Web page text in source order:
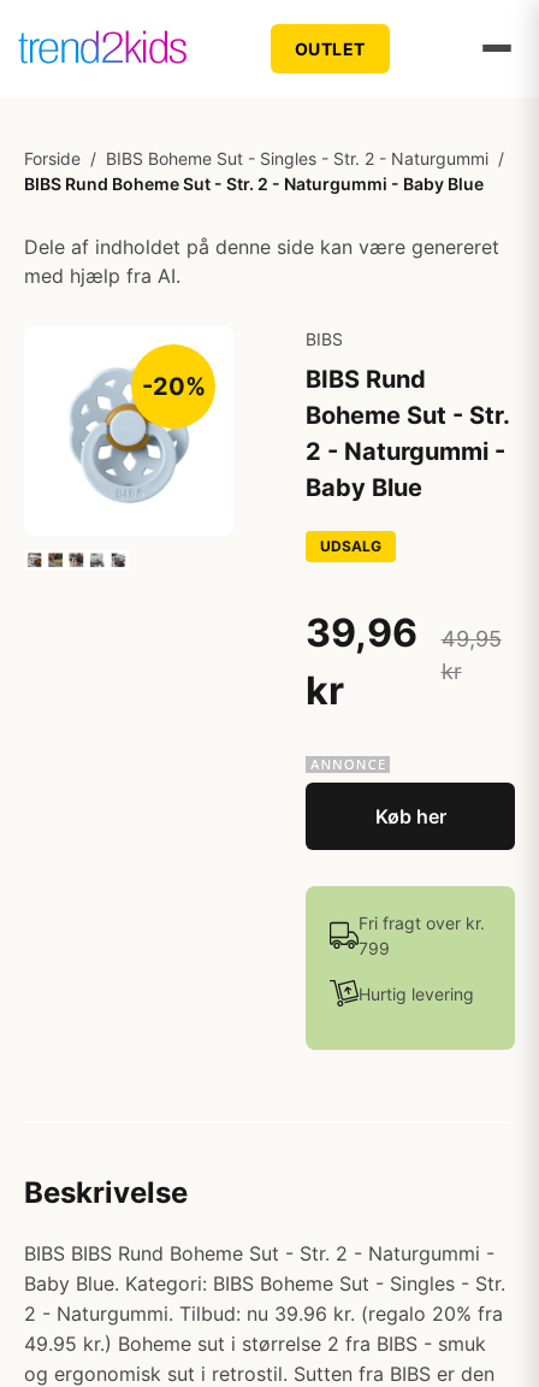
OUTLET
Forside / BIBS Boheme Sut - Singles - Str. 2 - Naturgummi /
BIBS Rund Boheme Sut - Str. 2 - Naturgummi - Baby Blue
Dele af indholdet på denne side kan være genereret
med hjælp fra AI.
-20%
BIBS
BIBS Rund
Boheme Sut - Str.
2 - Naturgummi -
Baby Blue
UDSALG
39,96
kr
49,95
kr
Køb her
Fri fragt over kr.
799
Hurtig levering
Beskrivelse
BIBS BIBS Rund Boheme Sut - Str. 2 - Naturgummi -
Baby Blue. Kategori: BIBS Boheme Sut - Singles - Str.
2 - Naturgummi. Tilbud: nu 39.96 kr. (regalo 20% fra
49.95 kr.) Boheme sut i størrelse 2 fra BIBS - smuk
og ergonomisk sut i retrostil. Sutten fra BIBS er den